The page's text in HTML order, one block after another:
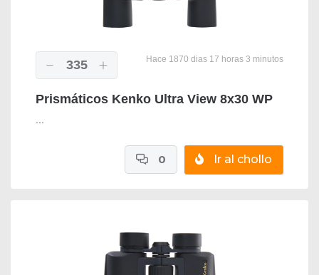
335 Hace 1870 dias 17 horas 3 minutos
Prismáticos Kenko Ultra View 8x30 WP
Ir al chollo
0